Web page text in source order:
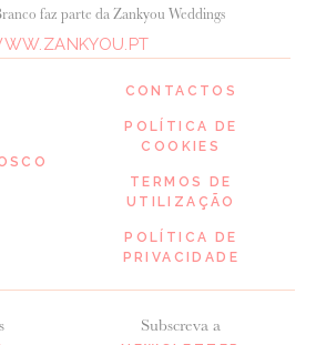
faz parte da Zankyou Weddings
Subscreva a
CONTACTOS
POLÍTICA DE
COOKIES
TERMOS DE
UTILIZAÇÃO
POLÍTICA DE
PRIVACIDADE